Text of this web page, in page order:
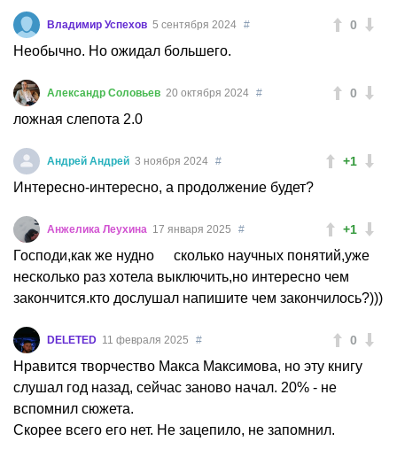
0
Владимир Успехов 5 сентября 2024 #
Необычно. Но ожидал большего.
0
Александр Соловьев 20 октября 2024 #
ложная слепота 2.0
+1
Андрей Андрей 3 ноября 2024 #
Интересно-интересно, а продолжение будет?
+1
Анжелика Леухина 17 января 2025 #
Господи,как же нудно
сколько научных понятий,уже
несколько раз хотела выключить,но интересно чем
закончится.кто дослушал напишите чем закончилось?)))
0
DELETED 11 февраля 2025 #
Нравится творчество Макса Максимова, но эту книгу
слушал год назад, сейчас заново начал. 20% - не
вспомнил сюжета.
Скорее всего его нет. Не зацепило, не запомнил.